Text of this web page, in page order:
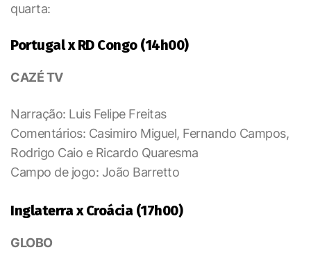
quarta:
Portugal x RD Congo (14h00)
CAZÉ TV
Narração: Luis Felipe Freitas
Comentários: Casimiro Miguel, Fernando Campos,
Rodrigo Caio e Ricardo Quaresma
Campo de jogo: João Barretto
Inglaterra x Croácia (17h00)
GLOBO